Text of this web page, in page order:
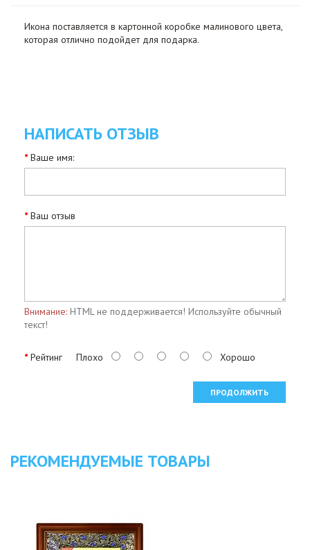
Икона поставляется в картонной коробке малинового цвета,
которая отлично подойдет для подарка.
НАПИСАТЬ ОТЗЫВ
Ваше имя:
Ваш отзыв
Внимание: HTML не поддерживается! Используйте обычный
текст!
Рейтинг Плохо Хорошо
ПРОДОЛЖИТЬ
РЕКОМЕНДУЕМЫЕ ТОВАРЫ